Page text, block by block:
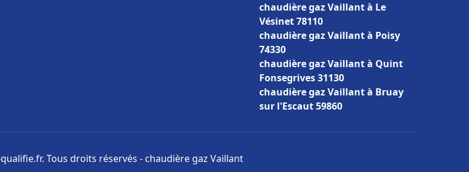
chaudière gaz Vaillant à Le
Vésinet 78110
chaudière gaz Vaillant à Poisy
74330
chaudière gaz Vaillant à Quint
Fonsegrives 31130
chaudière gaz Vaillant à Bruay
sur l'Escaut 59860
Tous droits réservés - chaudière gaz Vaillant